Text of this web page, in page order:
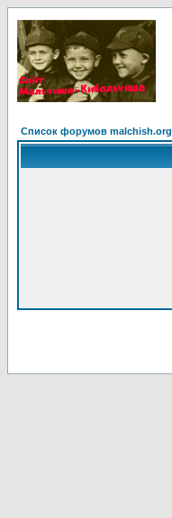
Список форумов malchish.org